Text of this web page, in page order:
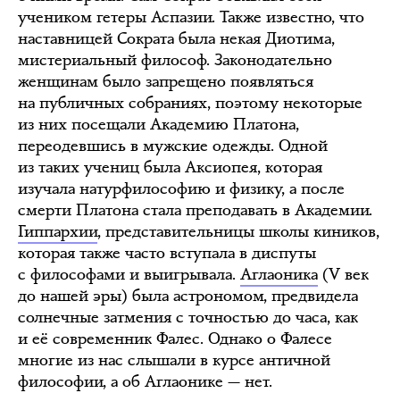
учеником гетеры Аспазии. Также известно, что
наставницей Сократа была некая Диотима,
мистериальный философ. Законодательно
женщинам было запрещено появляться
на публичных собраниях, поэтому некоторые
из них посещали Академию Платона,
переодевшись в мужские одежды. Одной
из таких учениц была Аксиопея, которая
изучала натурфилософию и физику, а после
смерти Платона стала преподавать в Академии.
Гиппархии, представительницы школы киников,
которая также часто вступала в диспуты
с философами и выигрывала. Аглаоника (V век
до нашей эры) была астрономом, предвидела
солнечные затмения с точностью до часа, как
и её современник Фалес. Однако о Фалесе
многие из нас слышали в курсе античной
философии, а об Аглаонике — нет.